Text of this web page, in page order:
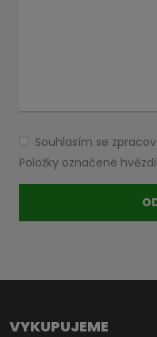
Souhlasím
se
zpracováním
osobních
Souhlasím se
Položky označené
nepodařilo
VYKUPUJEME